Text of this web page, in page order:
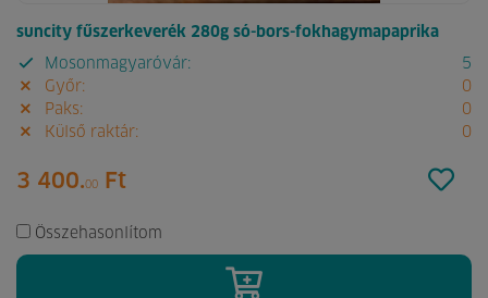
suncity fűszerkeverék 280g só-bors-fokhagymapaprika
Mosonmagyaróvár:
5
Győr:
0
Paks:
0
Külső raktár:
0
3 400.00 Ft
Összehasonlítom